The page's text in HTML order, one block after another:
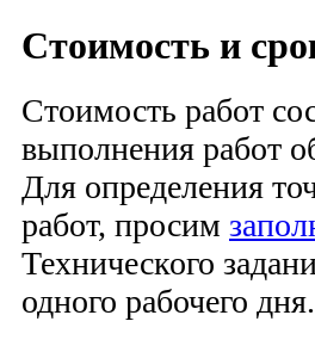
Стоимость и
Стоимость работ
выполнения работ
Для определения
работ, просим
Технического
одного рабочего дня.